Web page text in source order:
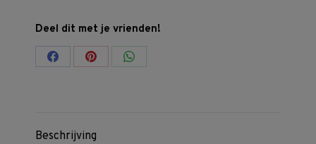
Deel dit met je vrienden!
Share Share Share
Beschrijving